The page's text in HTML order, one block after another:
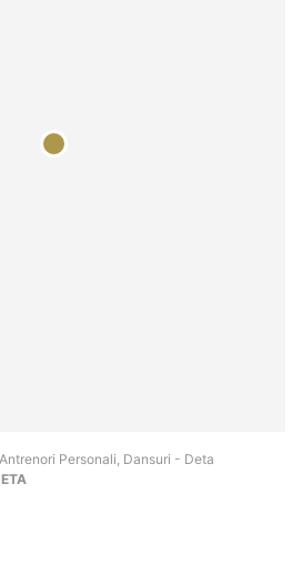
Personali, Dansuri - Deta